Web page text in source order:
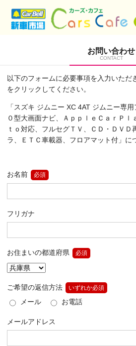
お問い合わせ
CONTACT
以下のフォームに必要事項を入力いただ
をクリックしてください。
「スズキ ジムニー XC 4AT ジムニー専
０型大画面ナビ、ＡｐｐｌｅＣａｒＰｌ
ｔｏ対応、フルセグＴＶ、ＣＤ・ＤＶＤ
ラ、ＥＴＣ車載器、フロアマット付」に
お名前 必須
フリガナ
お住まいの都道府県 必須
ご希望の返信方法 いずれか必須
メール お電話
メールアドレス